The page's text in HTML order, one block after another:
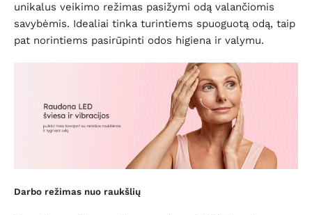
unikalus veikimo režimas pasižymi odą valančiomis
savybėmis. Idealiai tinka turintiems spuoguotą odą, taip
pat norintiems pasirūpinti odos higiena ir valymu.
Darbo režimas nuo raukšlių